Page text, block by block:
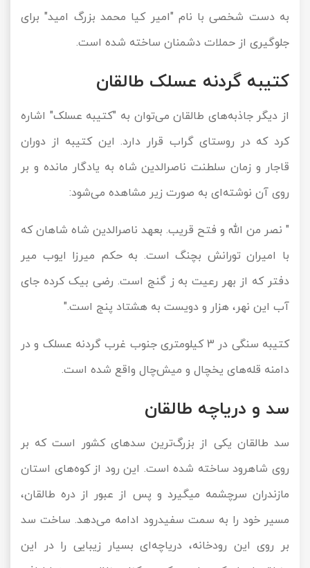
به دست شخصی با نام "امیر کیا محمد بزرگ امید" برای
جلوگیری از حملات دشمنان ساخته شده است.
کتیبه گردنه عسلک طالقان
از دیگر جاذبه‌های طالقان می‌توان به "کتیبه عسلک" اشاره
کرد که در روستای گراب قرار دارد. این کتیبه از دوران
قاجار و زمان سلطنت ناصرالدین شاه به یادگار مانده و بر
روی آن نوشته‌ای به صورت زیر مشاهده می‌شود:
" نصر من الله و فتح قریب. بعهد ناصرالدین شاه شاهان که
با امیران تورانش بچنگ است. به حکم میرزا ایوب میر
دفتر که از بهر رعیت به ز گنج است. رضی بیک کرده جای
آب این نهر، هزار و دویست به هشتاد پنج است."
کتیبه سنگی در 3 کیلومتری جنوب غرب گردنه عسلک و در
دامنه قله‌های یخچال و میش‌چال واقع شده است.
سد و دریاچه‌ طالقان
سد طالقان یکی از بزرگ‌ترین سدهای کشور است که بر
روی شاهرود ساخته شده است. این رود از کوه‌های استان
مازندران سرچشمه می‎گیرد و پس از عبور از دره طالقان،
مسیر خود را به سمت سفیدرود ادامه می‌دهد. ساخت سد
بر روی این رودخانه، دریاچه‌ای بسیار زیبایی را در این
تور آفرود